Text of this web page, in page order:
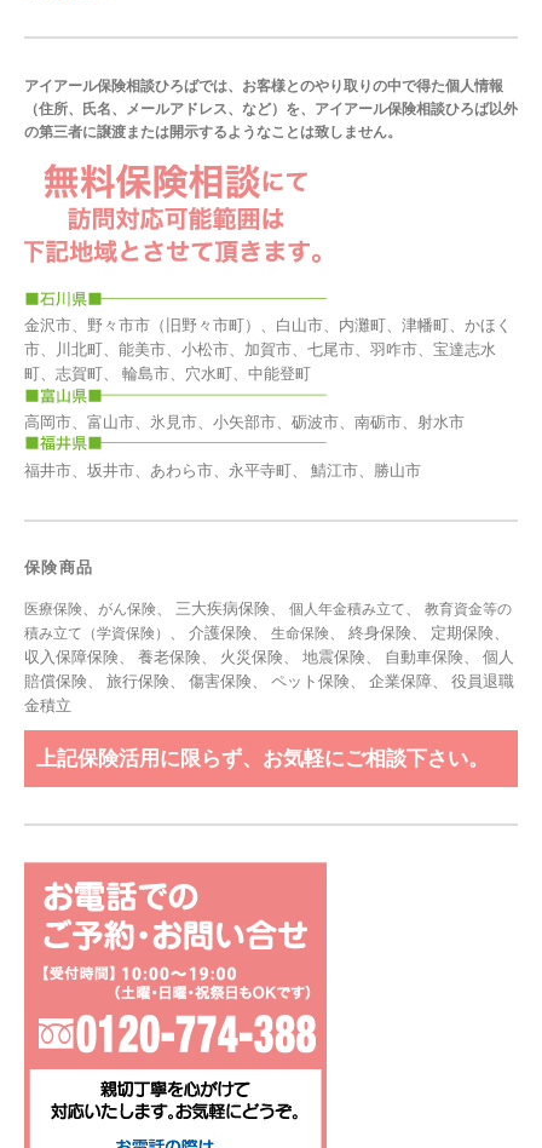
アイアール保険相談ひろばでは、お客様とのやり取りの中で得た個人情報
（住所、氏名、メールアドレス、など）を、アイアール保険相談ひろば以外
の第三者に譲渡または開示するようなことは致しません。
金沢市、野々市市（旧野々市町）、白山市、内灘町、津幡町、かほく
市、川北町、能美市、小松市、加賀市、七尾市、羽咋市、宝達志水
町、志賀町、 輪島市、穴水町、中能登町
高岡市、富山市、氷見市、小矢部市、砺波市、南砺市、射水市
福井市、坂井市、あわら市、永平寺町、 鯖江市、勝山市
保険商品
医療保険、 がん保険、 三大疾病保険、 個人年金積み立て、 教育資金等の
積み立て（学資保険） 、 介護保険、 生命保険、 終身保険、 定期保険、
収入保障保険、 養老保険、 火災保険、 地震保険、 自動車保険、 個人
賠償保険、 旅行保険、 傷害保険、 ペット保険、 企業保障、 役員退職
金積立
上記保険活用に限らず、お気軽にご相談下さい。